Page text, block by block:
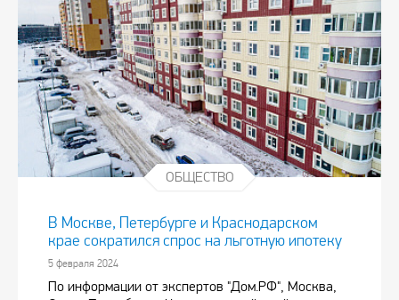
ОБЩЕСТВО
В Москве, Петербурге и Краснодарском
крае сократился спрос на льготную ипотеку
5 февраля 2024
По информации от экспертов "Дом.РФ", Москва,